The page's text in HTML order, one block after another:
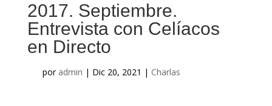
2017. Septiembre.
Entrevista con Celíacos
en Directo
por admin | Dic 20, 2021 | Charlas